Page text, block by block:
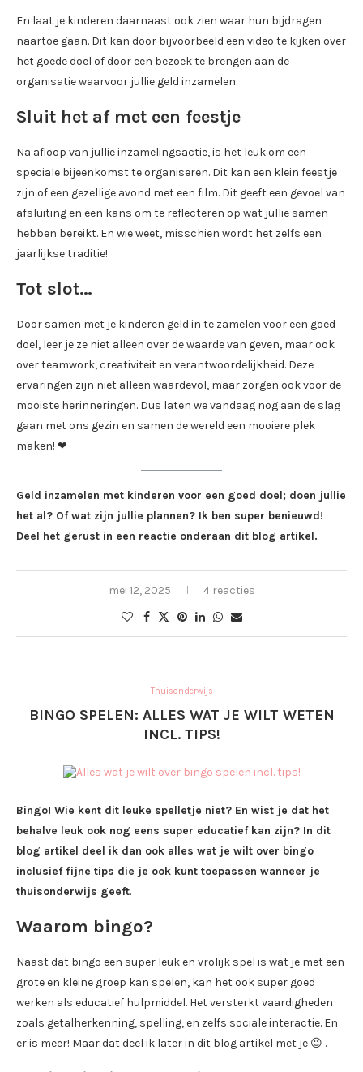
En laat je kinderen daarnaast ook zien waar hun bijdragen
naartoe gaan. Dit kan door bijvoorbeeld een video te kijken over
het goede doel of door een bezoek te brengen aan de
organisatie waarvoor jullie geld inzamelen.
Sluit het af met een feestje
Na afloop van jullie inzamelingsactie, is het leuk om een
speciale bijeenkomst te organiseren. Dit kan een klein feestje
zijn of een gezellige avond met een film. Dit geeft een gevoel van
afsluiting en een kans om te reflecteren op wat jullie samen
hebben bereikt. En wie weet, misschien wordt het zelfs een
jaarlijkse traditie!
Tot slot…
Door samen met je kinderen geld in te zamelen voor een goed
doel, leer je ze niet alleen over de waarde van geven, maar ook
over teamwork, creativiteit en verantwoordelijkheid. Deze
ervaringen zijn niet alleen waardevol, maar zorgen ook voor de
mooiste herinneringen. Dus laten we vandaag nog aan de slag
gaan met ons gezin en samen de wereld een mooiere plek
maken! ❤
Geld inzamelen met kinderen voor een goed doel; doen jullie
het al? Of wat zijn jullie plannen? Ik ben super benieuwd!
Deel het gerust in een reactie onderaan dit blog artikel.
mei 12, 2025 4 reacties
Thuisonderwijs
BINGO SPELEN: ALLES WAT JE WILT WETEN
INCL. TIPS!
Bingo! Wie kent dit leuke spelletje niet? En wist je dat het
behalve leuk ook nog eens super educatief kan zijn? In dit
blog artikel deel ik dan ook alles wat je wilt over bingo
inclusief fijne tips die je ook kunt toepassen wanneer je
thuisonderwijs geeft.
Waarom bingo?
Naast dat bingo een super leuk en vrolijk spel is wat je met een
grote en kleine groep kan spelen, kan het ook super goed
werken als educatief hulpmiddel. Het versterkt vaardigheden
zoals getalherkenning, spelling, en zelfs sociale interactie. En
er is meer! Maar dat deel ik later in dit blog artikel met je 😉 .